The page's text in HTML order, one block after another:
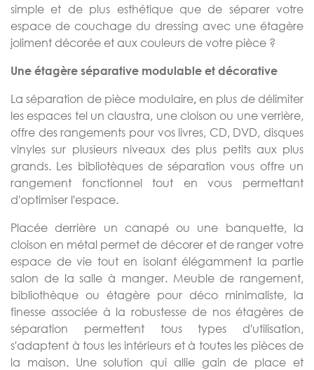
simple et de plus esthétique que de séparer votre
espace de couchage du dressing avec une étagère
joliment décorée et aux couleurs de votre pièce ?
Une étagère séparative modulable et décorative
La séparation de pièce modulaire, en plus de délimiter
les espaces tel un claustra, une cloison ou une verrière,
offre des rangements pour vos livres, CD, DVD, disques
vinyles sur plusieurs niveaux des plus petits aux plus
grands. Les bibliotèques de séparation vous offre un
rangement fonctionnel tout en vous permettant
d'optimiser l'espace.
Placée derrière un canapé ou une banquette, la
cloison en métal permet de décorer et de ranger votre
espace de vie tout en isolant élégamment la partie
salon de la salle à manger. Meuble de rangement,
bibliothèque ou étagère pour déco minimaliste, la
finesse associée à la robustesse de nos étagères de
séparation permettent tous types d'utilisation,
s'adaptent à tous les intérieurs et à toutes les pièces de
la maison. Une solution qui allie gain de place et